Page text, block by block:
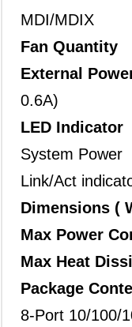
MDI/MDIX
Fan Quantity
External
0.6A)
LED Indicator
System Power
Link/Act
Dimensions (
Max Power
Max Heat
Package
8-Port 10/100/